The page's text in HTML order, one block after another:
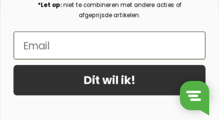
*Let op:niet te combineren met andere acties of
afgeprijsde artikelen.
Email
Dit wil ik!